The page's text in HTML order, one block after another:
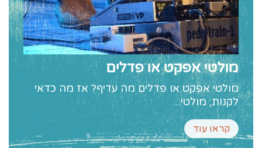
מולטי אפקט או פדלים
מולטי אפקט או פדלים מה עדיף? אז מה כדאי
לקנות, מולטי...
קראו עוד